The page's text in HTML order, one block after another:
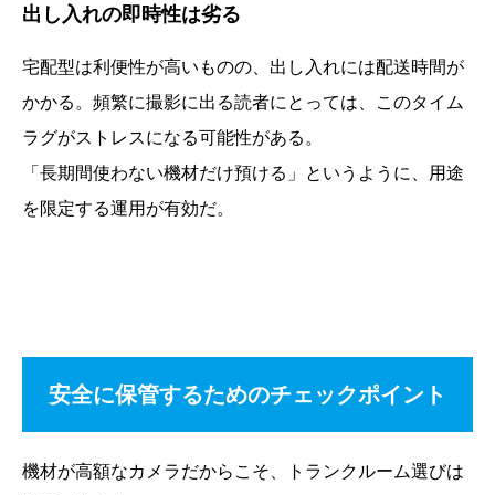
出し入れの即時性は劣る
宅配型は利便性が高いものの、出し入れには配送時間が
かかる。頻繁に撮影に出る読者にとっては、このタイム
ラグがストレスになる可能性がある。
「長期間使わない機材だけ預ける」というように、用途
を限定する運用が有効だ。
安全に保管するためのチェックポイント
機材が高額なカメラだからこそ、トランクルーム選びは